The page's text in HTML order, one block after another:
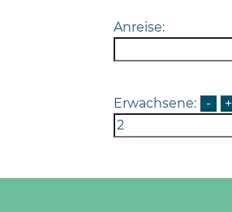
Anreise:
Erwachsene: - +